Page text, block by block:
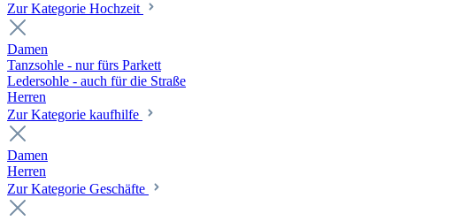
Zur Kategorie Hochzeit
Damen
Tanzsohle - nur fürs Parkett
Ledersohle - auch für die Straße
Herren
Zur Kategorie kaufhilfe
Damen
Herren
Zur Kategorie Geschäfte